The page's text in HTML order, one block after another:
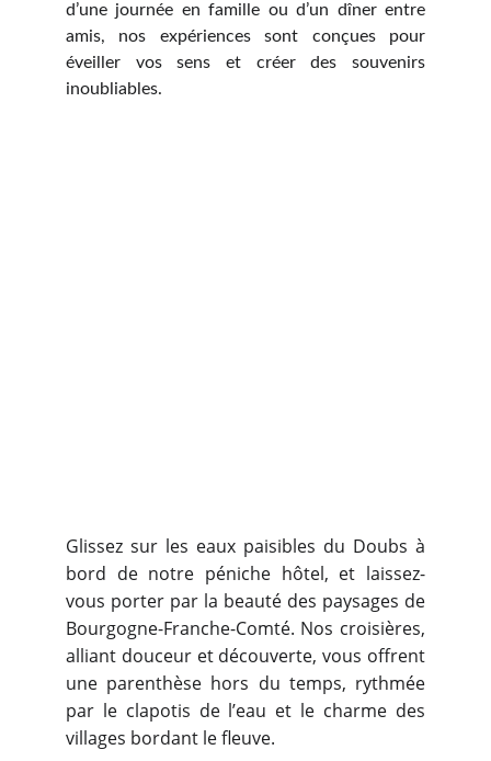
d’une journée en famille ou d’un dîner entre
amis, nos expériences sont conçues pour
éveiller vos sens et créer des souvenirs
inoubliables.
Glissez sur les eaux paisibles du Doubs à
bord de notre péniche hôtel, et laissez-
vous porter par la beauté des paysages de
Bourgogne-Franche-Comté. Nos croisières,
alliant douceur et découverte, vous offrent
une parenthèse hors du temps, rythmée
par le clapotis de l’eau et le charme des
villages bordant le fleuve.